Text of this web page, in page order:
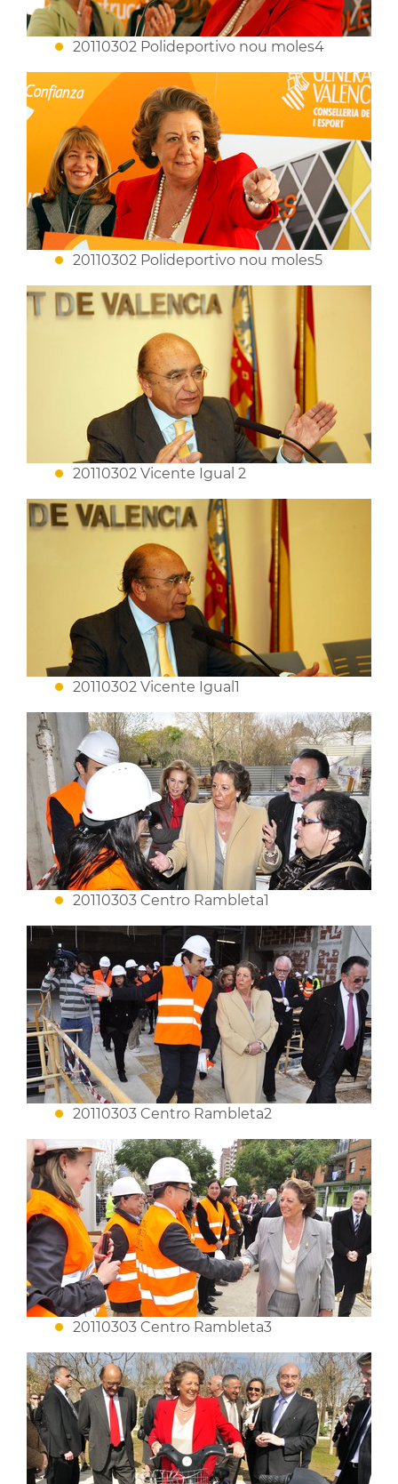
20110302 Polideportivo nou moles4
20110302 Polideportivo nou moles5
20110302 Vicente Igual 2
20110302 Vicente Igual1
20110303 Centro Rambleta1
20110303 Centro Rambleta2
20110303 Centro Rambleta3